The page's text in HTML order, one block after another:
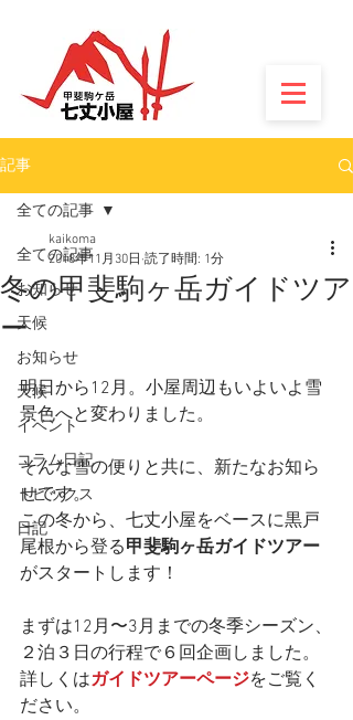
記事
全ての記事
お知らせ
天候
お知らせ
天候
イベント
コラム日記
トピックス
日記
全ての記事
冬の甲斐駒ヶ岳ガイドツア
ー
kaikoma
2018年11月30日 読了時間: 1分
明日から12月。小屋周辺もいよいよ雪
景色へと変わりました。
そんな雪の便りと共に、新たなお知ら
せです。
この冬から、七丈小屋をベースに黒戸
尾根から登る甲斐駒ヶ岳ガイドツアー
がスタートします！
まずは12月〜3月までの冬季シーズン、
２泊３日の行程で６回企画しました。
詳しくはガイドツアーページをご覧く
ださい。